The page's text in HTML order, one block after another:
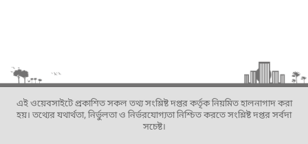
এই ওয়েবসাইটে প্রকাশিত সকল তথ্য সংশ্লিষ্ট দপ্তর কর্তৃক নিয়মিত হালনাগাদ করা
হয়। তথ্যের যথার্থতা, নির্ভুলতা ও নির্ভরযোগ্যতা নিশ্চিত করতে সংশ্লিষ্ট দপ্তর সর্বদা
সচেষ্ট।